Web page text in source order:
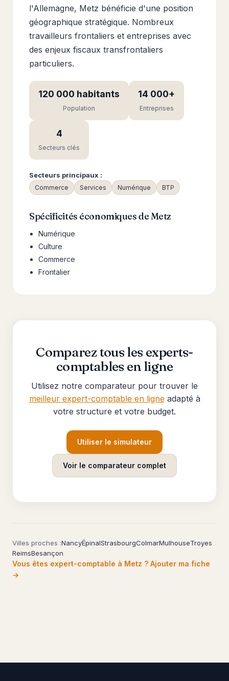
l'Allemagne, Metz bénéficie d'une position
géographique stratégique. Nombreux
travailleurs frontaliers et entreprises avec
des enjeux fiscaux transfrontaliers
particuliers.
120 000 habitants
Population
14 000+
Entreprises
4
Secteurs clés
Secteurs principaux :
Commerce Services Numérique BTP
Spécificités économiques de Metz
Numérique
Culture
Commerce
Frontalier
Comparez tous les experts-
comptables en ligne
Utilisez notre comparateur pour trouver le
meilleur expert-comptable en ligneadapté à
votre structure et votre budget.
Utiliser le simulateur
Voir le comparateur complet
Villes proches :NancyÉpinalStrasbourgColmarMulhouseTroyes
ReimsBesançon
Vous êtes expert-comptable à Metz ? Ajouter ma fiche
→